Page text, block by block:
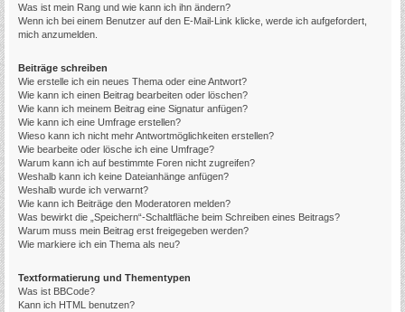
Was ist mein Rang und wie kann ich ihn ändern?
Wenn ich bei einem Benutzer auf den E-Mail-Link klicke, werde ich aufgefordert,
mich anzumelden.
Beiträge schreiben
Wie erstelle ich ein neues Thema oder eine Antwort?
Wie kann ich einen Beitrag bearbeiten oder löschen?
Wie kann ich meinem Beitrag eine Signatur anfügen?
Wie kann ich eine Umfrage erstellen?
Wieso kann ich nicht mehr Antwortmöglichkeiten erstellen?
Wie bearbeite oder lösche ich eine Umfrage?
Warum kann ich auf bestimmte Foren nicht zugreifen?
Weshalb kann ich keine Dateianhänge anfügen?
Weshalb wurde ich verwarnt?
Wie kann ich Beiträge den Moderatoren melden?
Was bewirkt die „Speichern“-Schaltfläche beim Schreiben eines Beitrags?
Warum muss mein Beitrag erst freigegeben werden?
Wie markiere ich ein Thema als neu?
Textformatierung und Thementypen
Was ist BBCode?
Kann ich HTML benutzen?